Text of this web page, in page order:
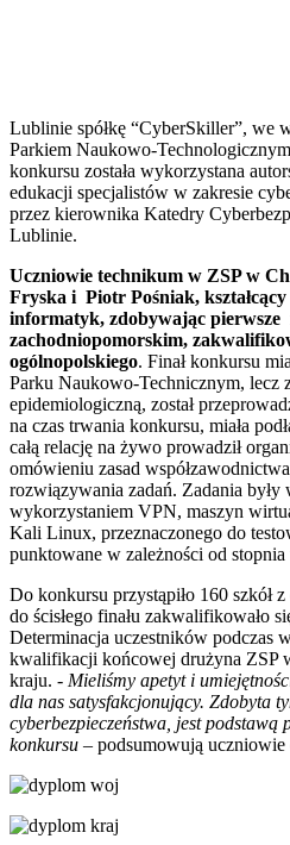
Lublinie spółkę “CyberSkiller”, we
Parkiem Naukowo-
konkursu została wykorzystana
edukacji specjalistów w zakresie
przez kierownika Katedry
Lublinie.
Uczniowie technikum w ZSP w
Fryska i Piotr Pośniak,
informatyk, zdobywając
zachodniopomorskim,
ogólnopolskiego. Finał konkursu
Parku Naukowo-Technicznym, lecz
epidemiologiczną, został
na czas trwania konkursu, miała
całą relację na żywo prowadził
omówieniu zasad
rozwiązywania zadań. Zadania
wykorzystaniem VPN, maszyn
Kali Linux, przeznaczonego do
punktowane w zależności od stopnia
Do konkursu przystąpiło 160 szkół
do ścisłego finału zakwalifikowało
Determinacja uczestników podczas
kwalifikacji końcowej drużyna ZSP
kraju. - Mieliśmy apetyt i
dla nas satysfakcjonujący. Zdobyta
cyberbezpieczeństwa, jest
konkursu – podsumowują